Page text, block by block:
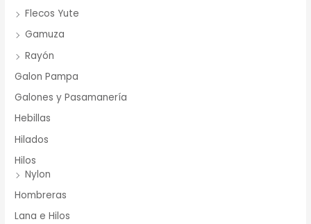
Flecos Yute
Gamuza
Rayón
Galon Pampa
Galones y Pasamanería
Hebillas
Hilados
Hilos
Nylon
Hombreras
Lana e Hilos